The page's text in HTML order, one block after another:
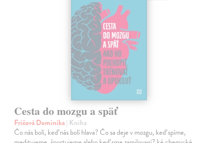
Cesta do mozgu a späť
Fričová Dominika| Kniha
Čo nás bolí, keď nás bolí hlava? Čo sa deje v mozgu, keď spíme,